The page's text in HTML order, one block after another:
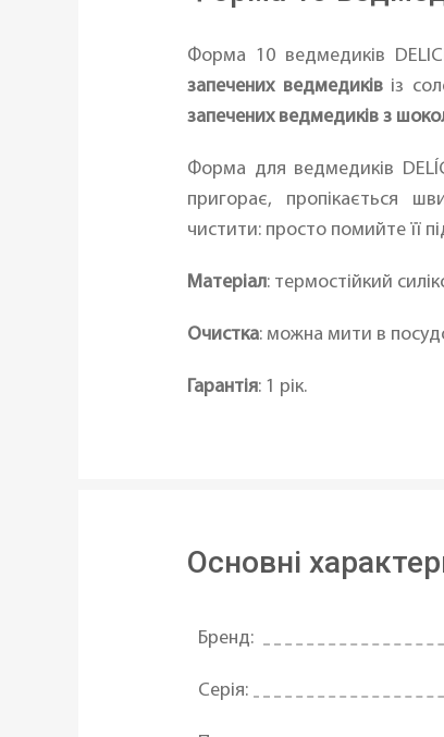
Форма 10 ведмедиків
запечених ведмедиків із
запечених ведмедиків з
Форма для ведмедиків
пригорає, пропікається
чистити: просто помийте її
Матеріал: термостійкий
Очистка: можна мити в
Гарантія: 1 рік.
Основні
Бренд:
Серія: